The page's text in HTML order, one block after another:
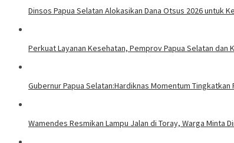
Dinsos Papua Selatan Alokasikan Dana Otsus 2026 untuk
Perkuat Layanan Kesehatan, Pemprov Papua Selatan dan
Gubernur Papua Selatan:Hardiknas Momentum Tingkatkan
Wamendes Resmikan Lampu Jalan di Toray, Warga Minta